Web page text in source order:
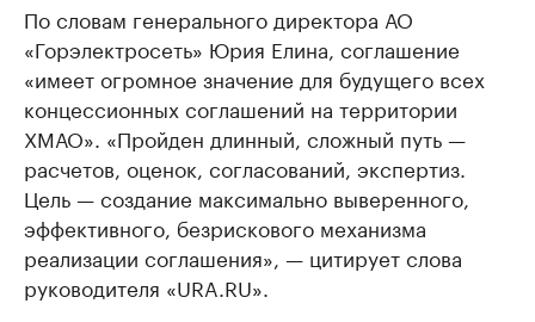
По словам генерального директора АО
«Горэлектросеть» Юрия Елина, соглашение
«имеет огромное значение для будущего всех
концессионных соглашений на территории
ХМАО». «Пройден длинный, сложный путь —
расчетов, оценок, согласований, экспертиз.
Цель — создание максимально выверенного,
эффективного, безрискового механизма
реализации соглашения», — цитирует слова
руководителя «URA.RU».